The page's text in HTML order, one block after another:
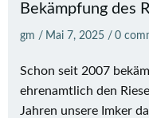
Bekämpfung des
gm / Mai 7, 2025 / 0
Schon seit 2007
ehrenamtlich den
Jahren unsere Imker